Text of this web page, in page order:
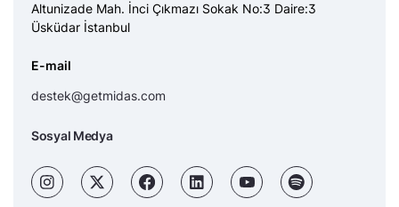
Altunizade Mah. İnci Çıkmazı Sokak No:3 Daire:3
Üsküdar İstanbul
E-mail
destek@getmidas.com
Sosyal Medya